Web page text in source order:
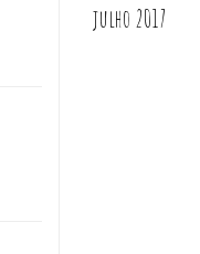
julho 2017